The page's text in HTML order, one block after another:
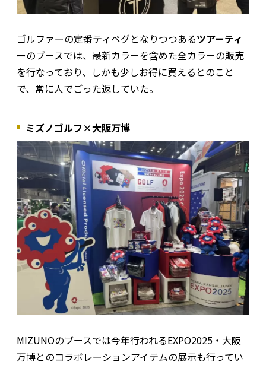
ゴルファーの定番ティペグとなりつつあるツアーティ
ーのブースでは、最新カラーを含めた全カラーの販売
を行なっており、しかも少しお得に買えるとのこと
で、常に人でごった返していた。
ミズノゴルフ×大阪万博
MIZUNOのブースでは今年行われるEXPO2025・大阪
万博とのコラボレーションアイテムの展示も行ってい